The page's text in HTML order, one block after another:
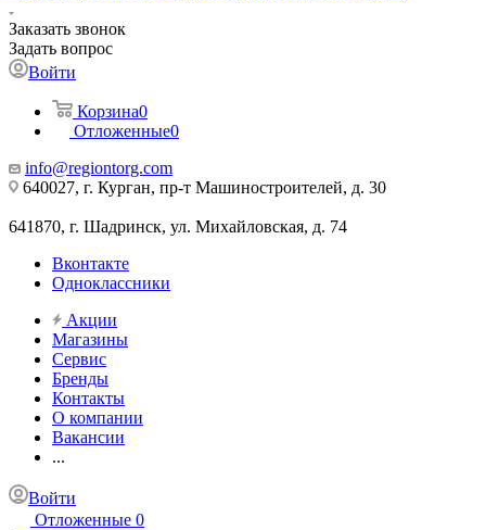
Заказать звонок
Задать вопрос
Войти
Корзина0
Отложенные0
info@regiontorg.com
640027, г. Курган, пр-т Машиностроителей, д. 30
641870, г. Шадринск, ул. Михайловская, д. 74
Вконтакте
Одноклассники
Акции
Магазины
Сервис
Бренды
Контакты
О компании
Вакансии
...
Войти
Отложенные 0